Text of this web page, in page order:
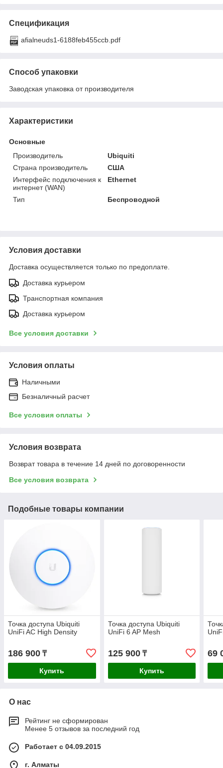
Спецификация
afialneuds1-6188feb455ccb.pdf
Способ упаковки
Заводская упаковка от производителя
Характеристики
Основные
Производитель
Ubiquiti
Страна производитель
США
Интерфейс подключения к
интернет (WAN)
Ethernet
Тип Беспроводной
Условия доставки
Доставка осуществляется только по предоплате.
Доставка курьером
Транспортная компания
Доставка курьером
Все условия доставки
Условия оплаты
Наличными
Безналичный расчет
Все условия оплаты
Условия возврата
Возврат товара в течение 14 дней по договоренности
Все условия возврата
Подобные товары компании
Точка доступа Ubiquiti
UniFi AC High Density
186 900 ₸
Купить
Точка доступа Ubiquiti
UniFi 6 AP Mesh
125 900₸
Купить
69
О нас
Рейтинг не сформирован
Менее 5 отзывов за последний год
Работает с 04.09.2015
г. Алматы